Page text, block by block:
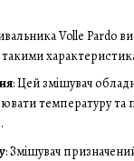
Volle Pardo
такими
: Цей змішувач
температуру та
: Змішувач